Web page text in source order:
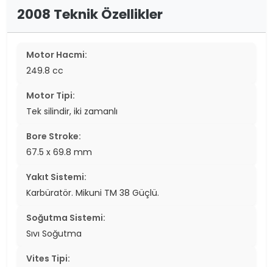
2008 Teknik Özellikler
Motor Hacmi:
249.8 cc
Motor Tipi:
Tek silindir, iki zamanlı
Bore Stroke:
67.5 x 69.8 mm
Yakıt Sistemi:
Karbüratör. Mikuni TM 38 Güçlü.
Soğutma Sistemi:
Sıvı Soğutma
Vites Tipi: